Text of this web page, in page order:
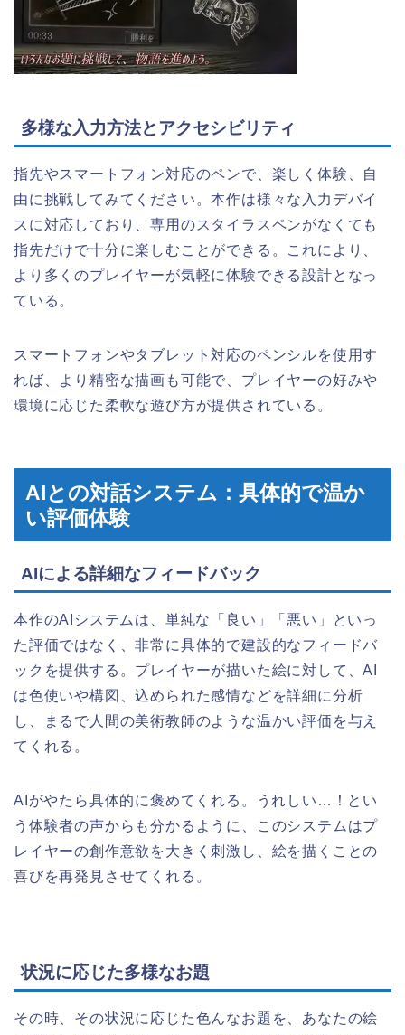
多様な入力方法とアクセシビリティ
指先やスマートフォン対応のペンで、楽しく体験、自
由に挑戦してみてください。本作は様々な入力デバイ
スに対応しており、専用のスタイラスペンがなくても
指先だけで十分に楽しむことができる。これにより、
より多くのプレイヤーが気軽に体験できる設計となっ
ている。
スマートフォンやタブレット対応のペンシルを使用す
れば、より精密な描画も可能で、プレイヤーの好みや
環境に応じた柔軟な遊び方が提供されている。
AIとの対話システム：具体的で温か
い評価体験
AIによる詳細なフィードバック
本作のAIシステムは、単純な「良い」「悪い」といっ
た評価ではなく、非常に具体的で建設的なフィードバ
ックを提供する。プレイヤーが描いた絵に対して、AI
は色使いや構図、込められた感情などを詳細に分析
し、まるで人間の美術教師のような温かい評価を与え
てくれる。
AIがやたら具体的に褒めてくれる。うれしい…！とい
う体験者の声からも分かるように、このシステムはプ
レイヤーの創作意欲を大きく刺激し、絵を描くことの
喜びを再発見させてくれる。
状況に応じた多様なお題
その時、その状況に応じた色んなお題を、あなたの絵